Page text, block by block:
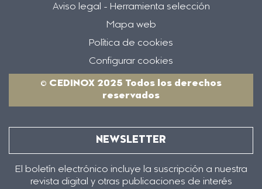
Aviso legal - Herramienta selección
Mapa web
Política de cookies
Configurar cookies
© CEDINOX 2025 Todos los derechos
reservados
NEWSLETTER
El boletín electrónico incluye la suscripción a nuestra
revista digital y otras publicaciones de interés